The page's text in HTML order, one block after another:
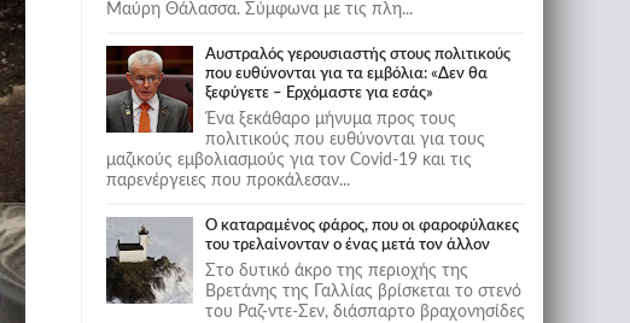
Μαύρη Θάλασσα. Σύμφωνα με τις πλη...
Αυστραλός γερουσιαστής στους πολιτικούς
που ευθύνονται για τα εμβόλια: «Δεν θα
ξεφύγετε – Ερχόμαστε για εσάς»
Ένα ξεκάθαρο μήνυμα προς τους
πολιτικούς που ευθύνονται για τους
μαζικούς εμβολιασμούς για τον Covid-19 και τις
παρενέργειες που προκάλεσαν...
Ο καταραμένος φάρος, που οι φαροφύλακες
του τρελαίνονταν ο ένας μετά τον άλλον
Στο δυτικό άκρο της περιοχής της
Βρετάνης της Γαλλίας βρίσκεται το στενό
του Ραζ-ντε-Σεν, διάσπαρτο βραχονησίδες